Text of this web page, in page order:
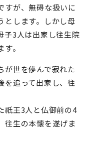
すが、無碍な扱いに
とします。しかし母
子3人は出家し往生院
。
が世を儚んで寂れた
を追って出家し、往
祇王3人と仏御前の4
往生の本懐を遂げま